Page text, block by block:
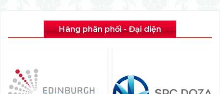
Hãng phân phối - Đại diện